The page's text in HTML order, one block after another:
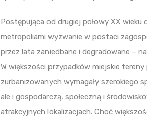
Postępująca od drugiej połowy XX
metropoliami wyzwanie w postaci
przez lata zaniedbane i degradowane –
W większości przypadków miejskie
zurbanizowanych wymagały szerokiego
ale i gospodarczą, społeczną i
atrakcyjnych lokalizacjach. Choć